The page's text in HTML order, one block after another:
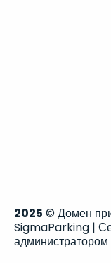
2025 © Домен
SigmaParking |